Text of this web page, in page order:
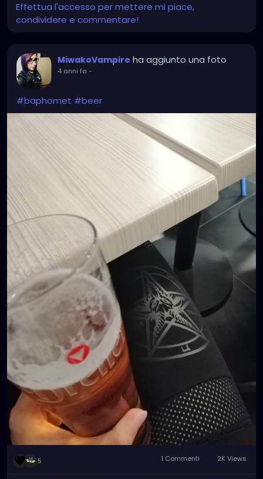
Effettua l'accesso per mettere mi piace,
condividere e commentare!
MiwakoVampire ha aggiunto una foto
4 anni fa -
#baphomet #beer
5 1 Commenti 2K Views